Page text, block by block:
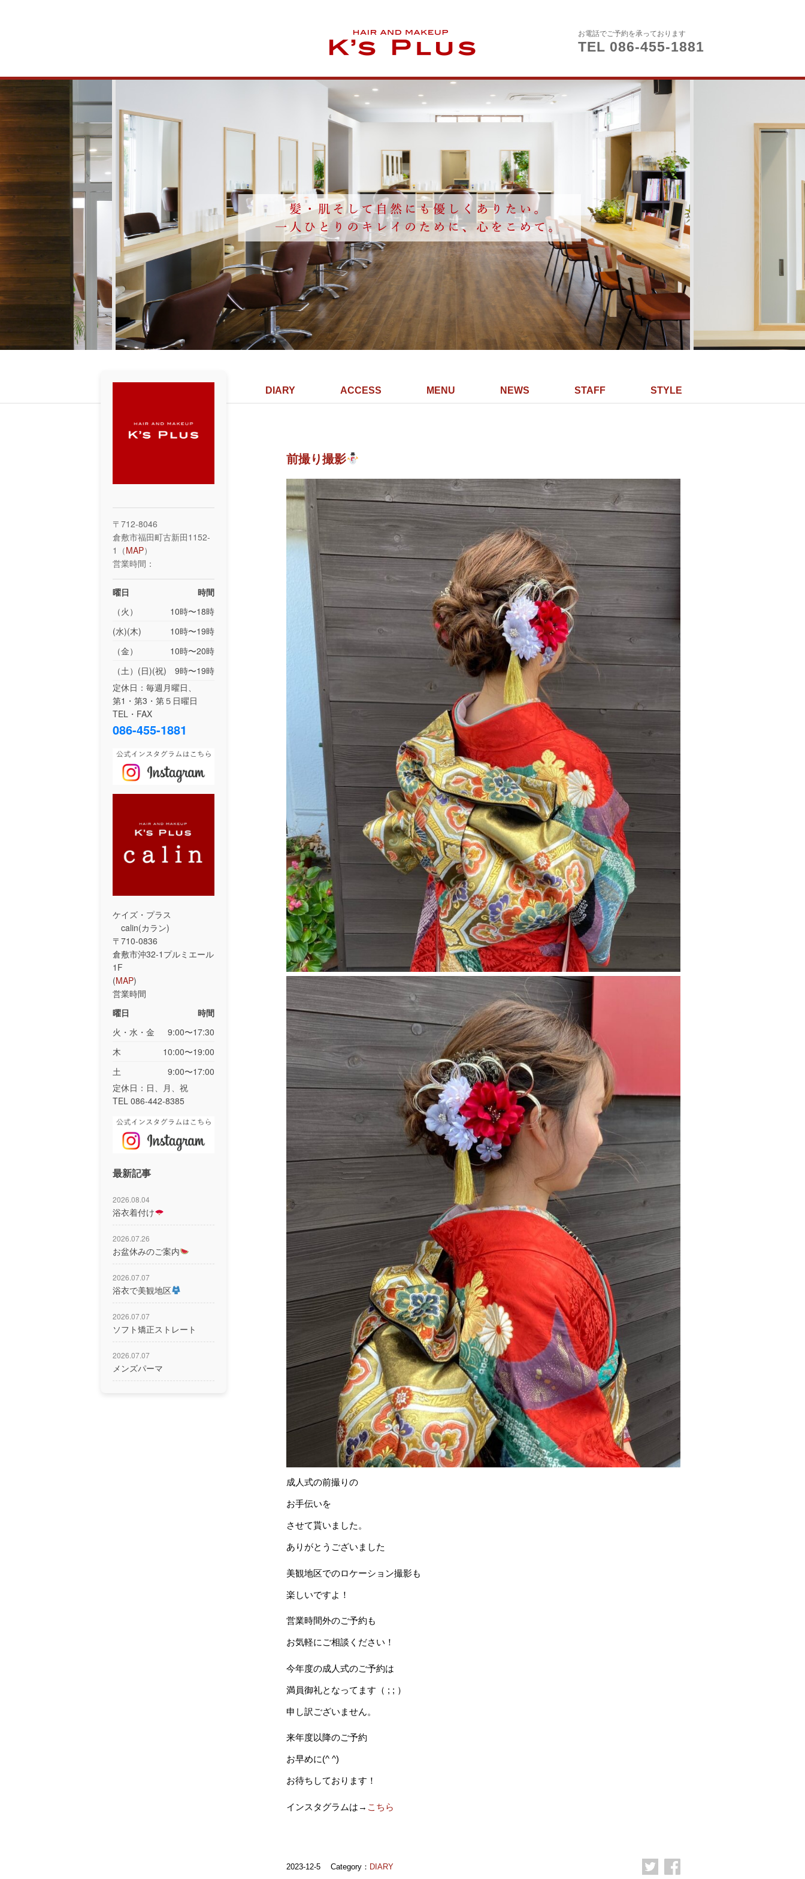
お電話でご予約を承っております
TEL 086-455-1881
DIARY ACCESS MENU NEWS STAFF STYLE
前撮り撮影
成人式の前撮りの
お手伝いを
させて貰いました。
ありがとうございました
美観地区でのロケーション撮影も
楽しいですよ！
営業時間外のご予約も
お気軽にご相談ください！
今年度の成人式のご予約は
満員御礼となってます（ ; ; ）
申し訳ございません。
来年度以降のご予約
お早めに(^ ^)
お待ちしております！
インスタグラムは→ こちら
2023-12-5 Category： DIARY
〒712-8046
倉敷市福田町古新田1152-
1（MAP）
営業時間：
曜日
時間
（火）
10時〜18時
(水)(木)
10時〜19時
（金）
10時〜20時
（土）(日)(祝)
9時〜19時
定休日：毎週月曜日、
第1・第3・第５日曜日
TEL・FAX
086-455-1881
ケイズ・プラス
calin(カラン)
〒710-0836
倉敷市沖32-1プルミエール
1F
(MAP)
営業時間
曜日
時間
火・水・金
9:00〜17:30
木
10:00〜19:00
土
9:00〜17:00
定休日：日、月、祝
TEL 086-442-8385
最新記事
2026.08.04
浴衣着付け
2026.07.26
お盆休みのご案内
2026.07.07
浴衣で美観地区
2026.07.07
ソフト矯正ストレート
2026.07.07
メンズパーマ